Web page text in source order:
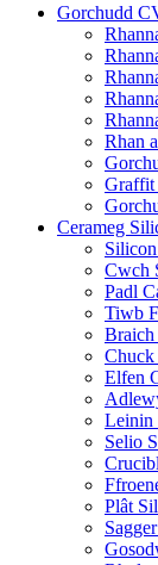
Gorchudd
Rhan
Cerameg
Cwch
Padl
Tiwb
Chuck
Elfen
Leinin
Selio
Plât